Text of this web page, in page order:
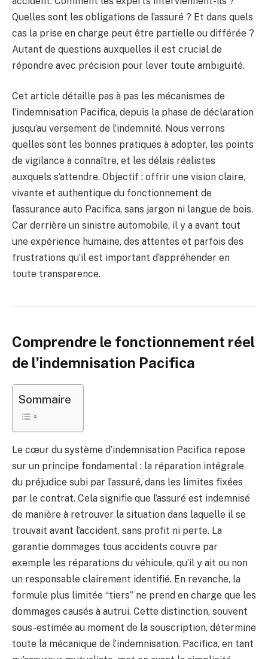
Quelles sont les obligations de l’assuré ? Et dans quels
cas la prise en charge peut être partielle ou différée ?
Autant de questions auxquelles il est crucial de
répondre avec précision pour lever toute ambiguïté.
Cet article détaille pas à pas les mécanismes de
l’indemnisation Pacifica, depuis la phase de déclaration
jusqu’au versement de l’indemnité. Nous verrons
quelles sont les bonnes pratiques à adopter, les points
de vigilance à connaître, et les délais réalistes
auxquels s’attendre. Objectif : offrir une vision claire,
vivante et authentique du fonctionnement de
l’assurance auto Pacifica, sans jargon ni langue de bois.
Car derrière un sinistre automobile, il y a avant tout
une expérience humaine, des attentes et parfois des
frustrations qu’il est important d’appréhender en
toute transparence.
Comprendre le fonctionnement réel
de l’indemnisation Pacifica
Sommaire
Le cœur du système d’indemnisation Pacifica repose
sur un principe fondamental : la réparation intégrale
du préjudice subi par l’assuré, dans les limites fixées
par le contrat. Cela signifie que l’assuré est indemnisé
de manière à retrouver la situation dans laquelle il se
trouvait avant l’accident, sans profit ni perte. La
garantie dommages tous accidents couvre par
exemple les réparations du véhicule, qu’il y ait ou non
un responsable clairement identifié. En revanche, la
formule plus limitée “tiers” ne prend en charge que les
dommages causés à autrui. Cette distinction, souvent
sous-estimée au moment de la souscription, détermine
toute la mécanique de l’indemnisation. Pacifica, en tant